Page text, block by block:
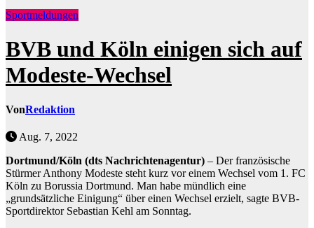
Sportmeldungen
BVB und Köln einigen sich auf
Modeste-Wechsel
VonRedaktion
Aug. 7, 2022
Dortmund/Köln (dts Nachrichtenagentur) – Der französische
Stürmer Anthony Modeste steht kurz vor einem Wechsel vom 1. FC
Köln zu Borussia Dortmund. Man habe mündlich eine
„grundsätzliche Einigung“ über einen Wechsel erzielt, sagte BVB-
Sportdirektor Sebastian Kehl am Sonntag.